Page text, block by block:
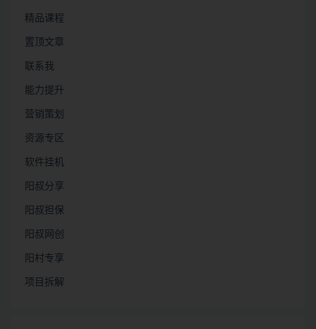
精品课程
置顶文章
联系我
能力提升
营销策划
资源专区
软件挂机
阳叔分享
阳叔担保
阳叔网创
阳村专享
项目拆解